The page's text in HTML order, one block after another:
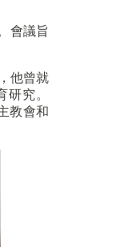
會議旨
他曾就
究。
教會和